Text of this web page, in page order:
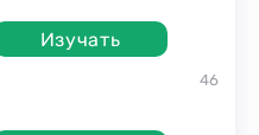
Изучать
46